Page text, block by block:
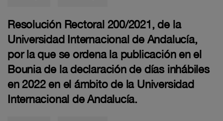
Resolución Rectoral 200/2021, de la
Universidad Internacional de Andalucía,
por la que se ordena la publicación en el
Bounia de la declaración de días inhábiles
en 2022 en el ámbito de la Universidad
Internacional de Andalucía.